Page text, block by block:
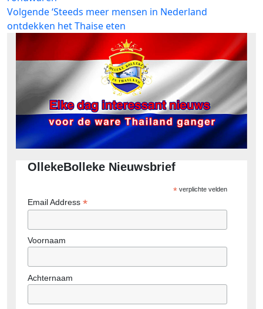
VolgendeVolgend
bericht:
‘Steeds meer mensen in Nederland
ontdekken het Thaise eten
OllekeBolleke Nieuwsbrief
*verplichte velden
Email Address *
Voornaam
Achternaam